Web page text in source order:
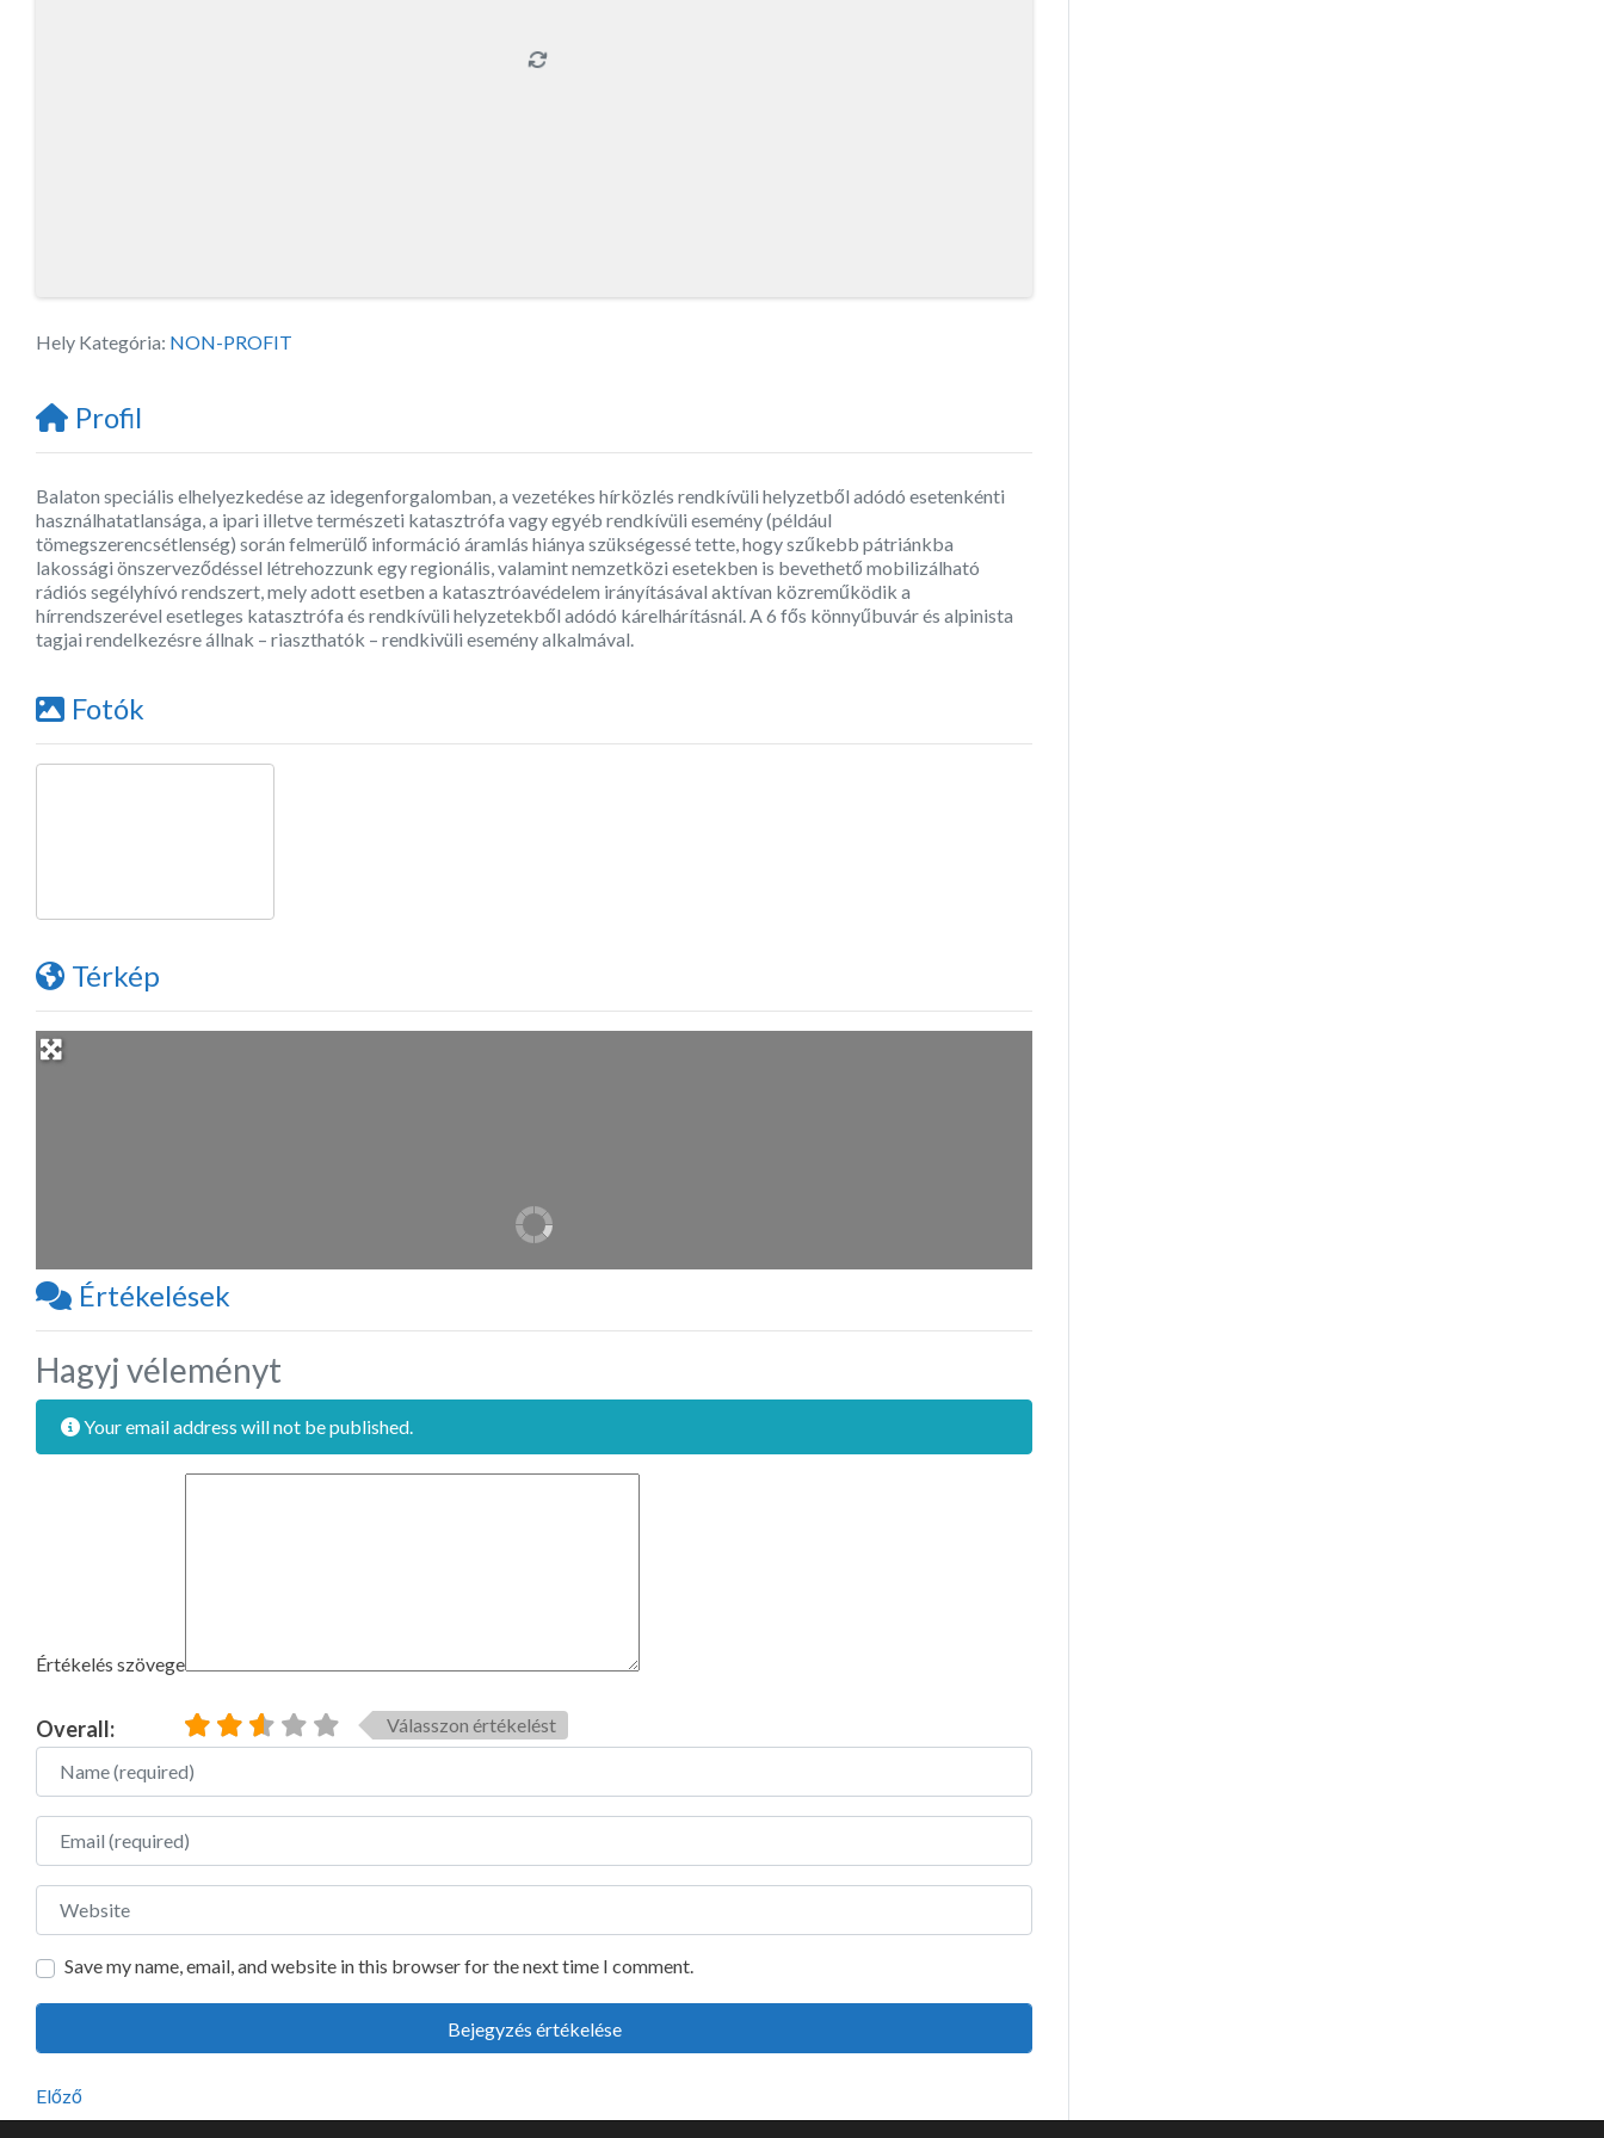
Hely Kategória: NON-PROFIT
Profil
Balaton speciális elhelyezkedése az idegenforgalomban, a vezetékes hírközlés rendkívüli helyzetből adódó esetenkénti
használhatatlansága, a ipari illetve természeti katasztrófa vagy egyéb rendkívüli esemény (például
tömegszerencsétlenség) során felmerülő információ áramlás hiánya szükségessé tette, hogy szűkebb pátriánkba
lakossági önszerveződéssel létrehozzunk egy regionális, valamint nemzetközi esetekben is bevethető mobilizálható
rádiós segélyhívó rendszert, mely adott esetben a katasztróavédelem irányításával aktívan közreműködik a
hírrendszerével esetleges katasztrófa és rendkívüli helyzetekből adódó kárelhárításnál. A 6 fős könnyűbuvár és alpinista
tagjai rendelkezésre állnak – riaszthatók – rendkivüli esemény alkalmával.
Fotók
Térkép
Értékelések
Hagyj véleményt
Your email address will not be published.
Értékelés szövege
Overall:
Válasszon értékelést
Name
Email
Website
Save my name, email, and website in this browser for the next time I comment.
Előző